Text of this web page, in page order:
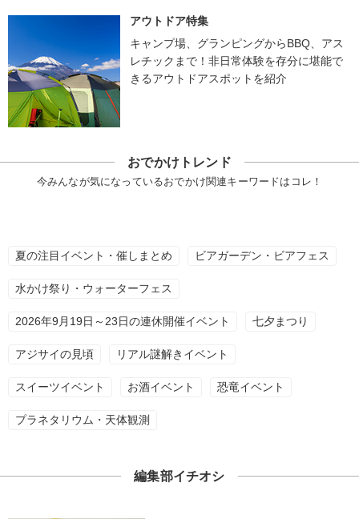
アウトドア特集
キャンプ場、グランピングからBBQ、アス
レチックまで！非日常体験を存分に堪能で
きるアウトドアスポットを紹介
おでかけトレンド
今みんなが気になっているおでかけ関連キーワードはコレ！
夏の注目イベント・催しまとめ ビアガーデン・ビアフェス
水かけ祭り・ウォーターフェス
2026年9月19日～23日の連休開催イベント 七夕まつり
アジサイの見頃 リアル謎解きイベント
スイーツイベント お酒イベント 恐竜イベント
プラネタリウム・天体観測
編集部イチオシ